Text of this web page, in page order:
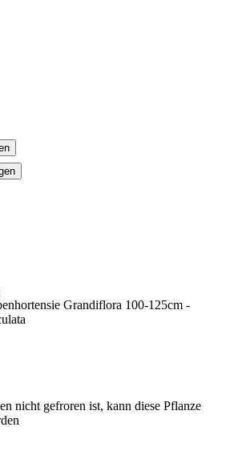
Grandiflora 100-125cm -
nicht gefroren ist, kann diese Pflanze